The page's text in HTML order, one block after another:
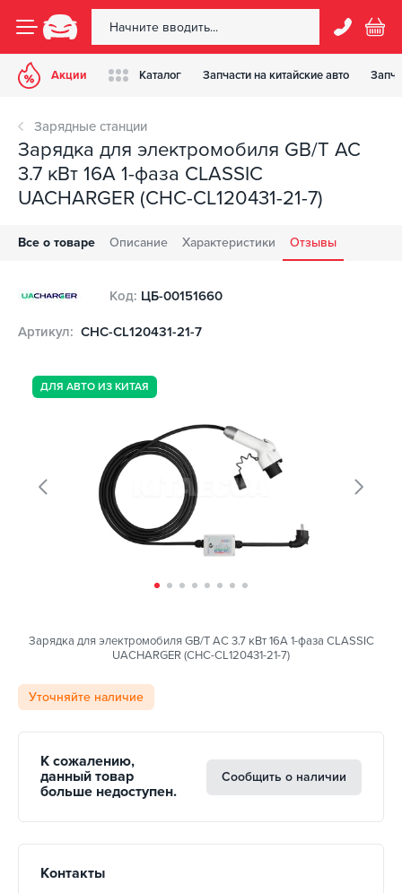
Акции Каталог Запчасти на китайские авто
Зарядные станции
Зарядка для электромобиля GB/T AC
3.7 кВт 16А 1-фаза CLASSIC
UACHARGER (CHC-CL120431-21-7)
Все о товаре Описание Характеристики Отзывы
Код: ЦБ-00151660
Артикул: CHC-CL120431-21-7
ДЛЯ АВТО ИЗ КИТАЯ
Зарядка для электромобиля GB/T AC 3.7 кВт 16А 1-фаза CLASSIC
UACHARGER (CHC-CL120431-21-7)
Уточняйте наличие
К сожалению,
данный товар
больше недоступен.
Сообщить о наличии
Контакты